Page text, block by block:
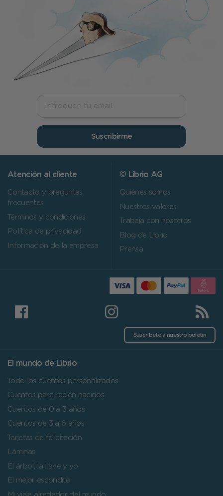
Suscribirme
Atención al cliente
Contacto y preguntas
frecuentes
Términos y condiciones
Política de privacidad
Información de la empresa
© Librio AG
Quiénes somos
Nuestros valores
Trabaja con nosotros
Blog de Librio
Prensa
Suscríbete a nuestro boletín
El mundo de Librio
Todo los cuentos personalizados
Cuentos para recién nacidos
Cuentos de 0 a 3 años
Cuentos de 3 a 6 años
Tarjetas de felicitación
Láminas
El árbol, la llave y yo
El mejor escondite